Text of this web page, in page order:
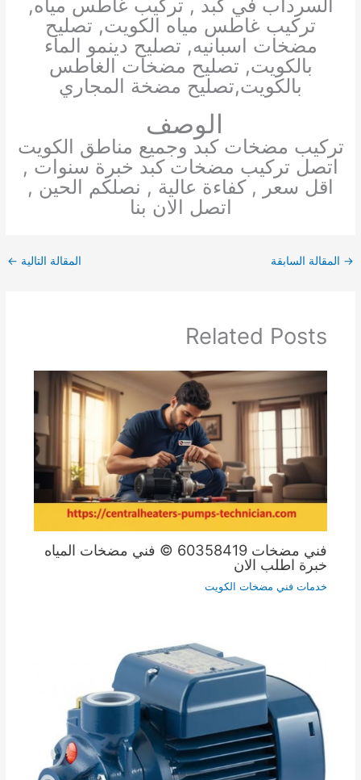
السرداب في كبد , تركيب غاطس مياه,
تركيب غاطس مياه الكويت, تصليح
مضخات اسبانيه, تصليح دينمو الماء
بالكويت, تصليح مضخات الغاطس
بالكويت,تصليح مضخة المجاري
الوصف
تركيب مضخات كبد وجميع مناطق الكويت
اتصل تركيب مضخات كبد خبرة سنوات ,
اقل سعر , كفاءة عالية , نصلكم الحين ,
اتصل الان بنا
→ المقالة السابقة المقالة التالية ←
Related Posts
فني مضخات 60358419 © فني مضخات المياه
خبرة اطلب الان
خدمات فني مضخات الكويت